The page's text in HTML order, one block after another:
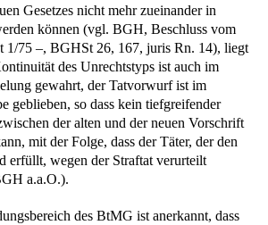
Gesetzes nicht mehr zueinander in
können (vgl. BGH, Beschluss vom
1/75 –, BGHSt 26, 167, juris Rn. 14), liegt
des Unrechtstyps ist auch im
gewahrt, der Tatvorwurf ist im
geblieben, so dass kein tiefgreifender
der alten und der neuen Vorschrift
mit der Folge, dass der Täter, der den
erfüllt, wegen der Straftat verurteilt
a.a.O.).
des BtMG ist anerkannt, dass